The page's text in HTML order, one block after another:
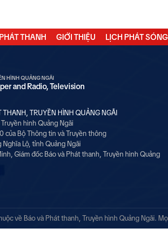
PHÁT THANH GIỚI THIỆU LỊCH PHÁT SÓNG
HÌNH QUẢNG NGÃI
and Radio, Television
TRUYỀN HÌNH QUẢNG NGÃI
hình Quảng Ngãi
của Bộ Thông tin và Truyền thông
Lộ, tỉnh Quảng Ngãi
Giám đốc Báo và Phát thanh, Truyền hình Quảng
về Báo và Phát thanh, Truyền hình Quảng Ngãi.